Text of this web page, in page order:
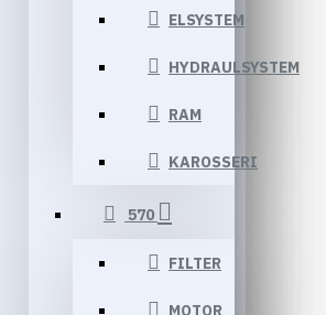
ELSYSTEM
HYDRAULSYSTEM
RAM
KAROSSERI
570
FILTER
MOTOR